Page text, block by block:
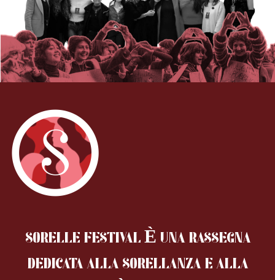
SORELLE FESTIVAL È UNA RASSEGNA
DEDICATA ALLA SORELLANZAE ALLA